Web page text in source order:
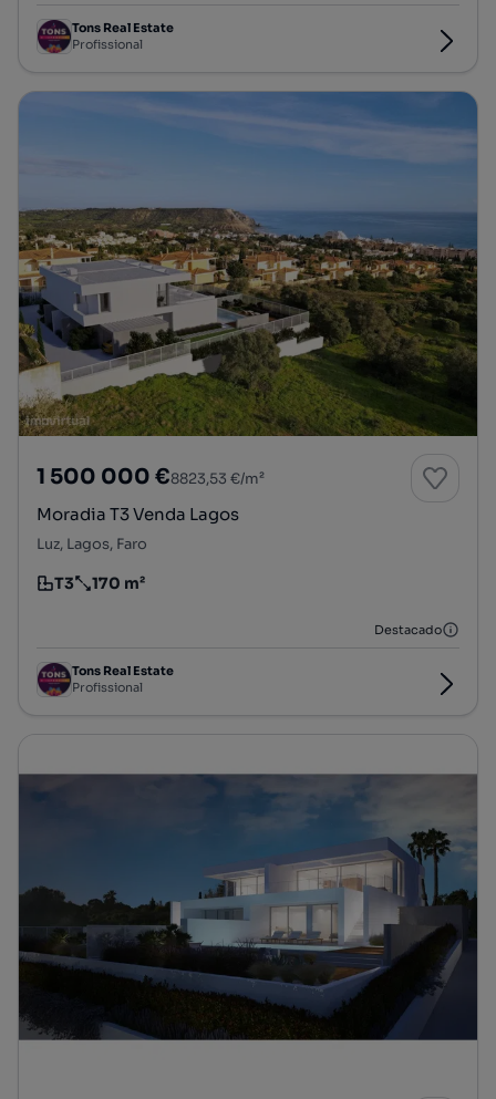
Tons Real Estate
Profissional
1 500 000 €8823,53 €/m²
Moradia T3 Venda Lagos
Luz, Lagos, Faro
Tipologia
T3
Preço por metro quadrado
170 m²
Destacado
Tons Real Estate
Profissional